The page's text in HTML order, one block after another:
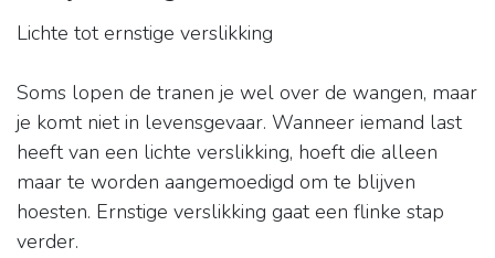
Lichte tot ernstige verslikking
Soms lopen de tranen je wel over de wangen, maar
je komt niet in levensgevaar. Wanneer iemand last
heeft van een lichte verslikking, hoeft die alleen
maar te worden aangemoedigd om te blijven
hoesten. Ernstige verslikking gaat een flinke stap
verder.